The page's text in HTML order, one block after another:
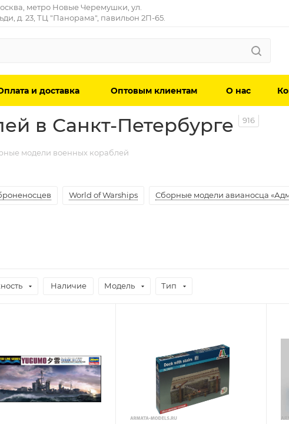
метро Новые Черемушки, ул.
д. 23, ТЦ "Панорама", павильон 2П-65.
и доставка Оптовым клиентам О нас
в Санкт-Петербурге 916
модели военных кораблей
World of Warships Сборные модели авианосца
Наличие Модель Тип